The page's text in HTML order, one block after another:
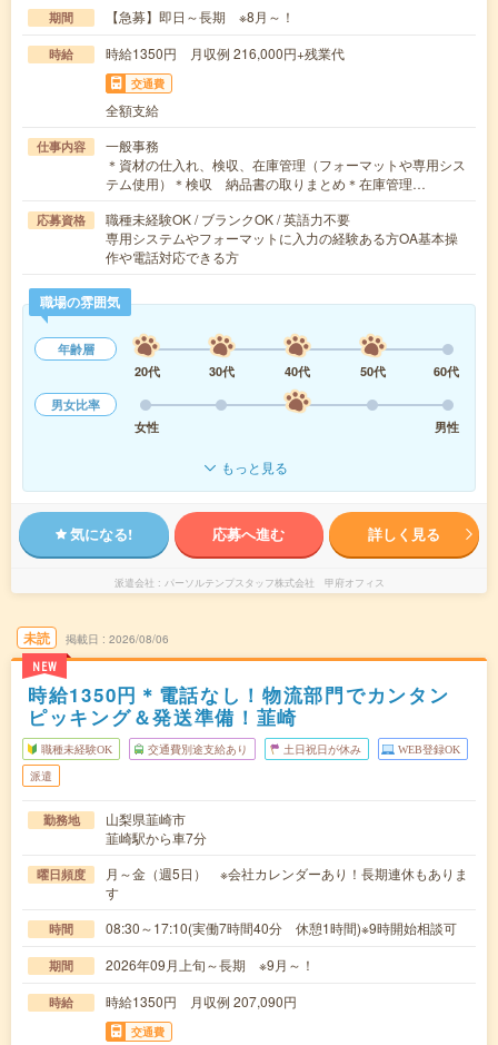
期間 【急募】即日～長期 ※8月～！
時給 時給1350円 月収例 216,000円+残業代
交通費
全額支給
仕事内容
一般事務
＊資材の仕入れ、検収、在庫管理（フォーマットや専用シス
テム使用）＊検収 納品書の取りまとめ＊在庫管理…
応募資格
職種未経験OK / ブランクOK / 英語力不要
専用システムやフォーマットに入力の経験ある方OA基本操
作や電話対応できる方
職場の雰囲気
年齢層
20代
30代 40代 50代
60代
男女比率
女性
男性
もっと見る
気になる! 応募へ進む 詳しく見る
派遣会社 パーソルテンプスタッフ株式会社 甲府オフィス
未読
NEW
掲載日 2026/08/06
時給1350円＊電話なし！物流部門でカンタン
ピッキング＆発送準備！韮崎
職種未経験OK 交通費別途支給あり 土日祝日が休み WEB登録OK
派遣
勤務地
山梨県韮崎市
韮崎駅から車7分
曜日頻度
月～金（週5日） ※会社カレンダーあり！長期連休もありま
す
時間 08:30～17:10(実働7時間40分 休憩1時間)※9時開始相談可
期間 2026年09月上旬～長期 ※9月～！
時給 時給1350円 月収例 207,090円
交通費